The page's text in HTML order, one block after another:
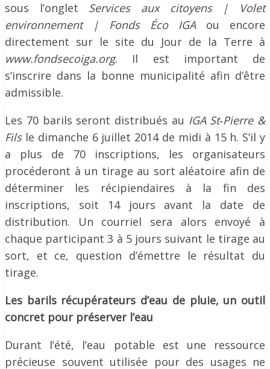
sous l’onglet Services aux citoyens | Volet
environnement | Fonds Éco IGA ou encore
directement sur le site du Jour de la Terre à
www.fondsecoiga.org. Il est important de
s’inscrire dans la bonne municipalité afin d’être
admissible.
Les 70 barils seront distribués au IGA St‐Pierre &
Fils le dimanche 6 juillet 2014 de midi à 15 h. S’il y
a plus de 70 inscriptions, les organisateurs
procéderont à un tirage au sort aléatoire afin de
déterminer les récipiendaires à la fin des
inscriptions, soit 14 jours avant la date de
distribution. Un courriel sera alors envoyé à
chaque participant 3 à 5 jours suivant le tirage au
sort, et ce, question d’émettre le résultat du
tirage.
Les barils récupérateurs d’eau de pluie, un outil
concret pour préserver l’eau
Durant l’été, l’eau potable est une ressource
précieuse souvent utilisée pour des usages ne